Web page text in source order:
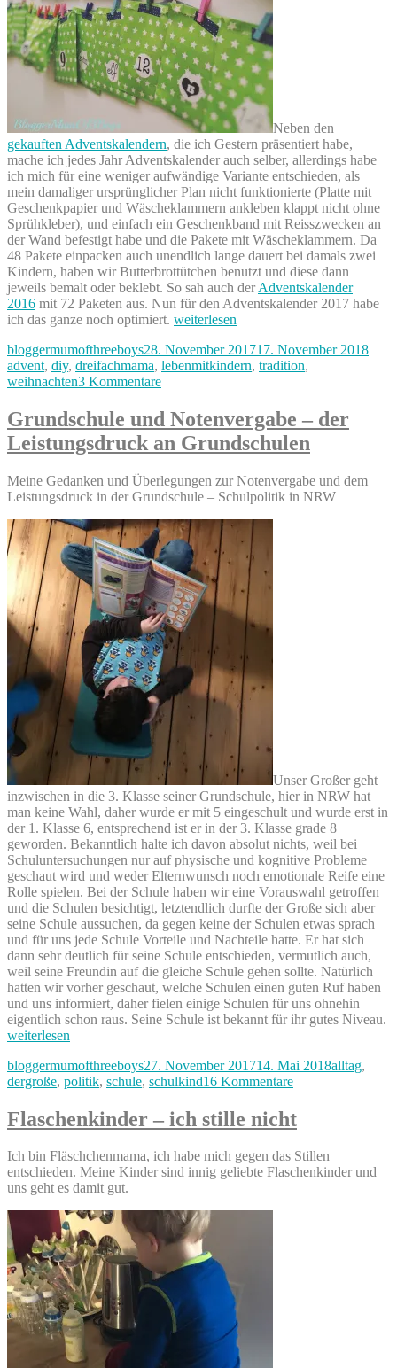
Neben den
gekauften Adventskalendern, die ich Gestern präsentiert habe,
mache ich jedes Jahr Adventskalender auch selber, allerdings habe
ich mich für eine weniger aufwändige Variante entschieden, als
mein damaliger ursprünglicher Plan nicht funktionierte (Platte mit
Geschenkpapier und Wäscheklammern ankleben klappt nicht ohne
Sprühkleber), und einfach ein Geschenkband mit Reisszwecken an
der Wand befestigt habe und die Pakete mit Wäscheklammern. Da
48 Pakete einpacken auch unendlich lange dauert bei damals zwei
Kindern, haben wir Butterbrottütchen benutzt und diese dann
jeweils bemalt oder beklebt. So sah auch derAdventskalender
2016 mit 72 Paketen aus. Nun für den Adventskalender 2017 habe
ich das ganze noch optimiert. „Adventskalender
–
der
für
Kinder“
weiterlesen
Autor
bloggermumofthreeboysVeröffentlicht
am
28. November 201717. November 2018
advent, diy, dreifachmama, lebenmitkindern, tradition,
weihnachten3 Kommentarezu
2017
–
der
Adventskalender
für
Grundschule und Notenvergabe – der
Leistungsdruck an Grundschulen
Meine Gedanken und Überlegungen zur Notenvergabe und dem
Leistungsdruck in der Grundschule – Schulpolitik in NRW
Unser Großer geht
inzwischen in die 3. Klasse seiner Grundschule, hier in NRW hat
man keine Wahl, daher wurde er mit 5 eingeschult und wurde erst in
der 1. Klasse 6, entsprechend ist er in der 3. Klasse grade 8
geworden. Bekanntlich halte ich davon absolut nichts, weil bei
Schuluntersuchungen nur auf physische und kognitive Probleme
geschaut wird und weder Elternwunsch noch emotionale Reife eine
Rolle spielen. Bei der Schule haben wir eine Vorauswahl getroffen
und die Schulen besichtigt, letztendlich durfte der Große sich aber
seine Schule aussuchen, da gegen keine der Schulen etwas sprach
und für uns jede Schule Vorteile und Nachteile hatte. Er hat sich
dann sehr deutlich für seine Schule entschieden, vermutlich auch,
weil seine Freundin auf die gleiche Schule gehen sollte. Natürlich
hatten wir vorher geschaut, welche Schulen einen guten Ruf haben
und uns informiert, daher fielen einige Schulen für uns ohnehin
eigentlich schon raus. Seine Schule ist bekannt für ihr gutes Niveau.
weiterlesen
Autor
bloggermumofthreeboysVeröffentlicht
am
27. November 201714. Mai 2018Kategorien
alltag,
dergroße, politik, schule, schulkind16 Kommentarezu
und
Notenvergabe
der
Leistungsdruck
Flaschenkinder – ich stille nicht
Ich bin Fläschchenmama, ich habe mich gegen das Stillen
entschieden. Meine Kinder sind innig geliebte Flaschenkinder und
uns geht es damit gut.